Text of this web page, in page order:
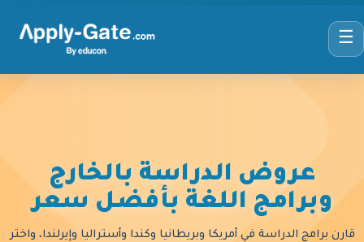
☰
عروض الدراسة بالخارج
وبرامج اللغة بأفضل سعر
قارن برامج الدراسة في أمريكا وبريطانيا وكندا وأستراليا وإيرلندا، واختر